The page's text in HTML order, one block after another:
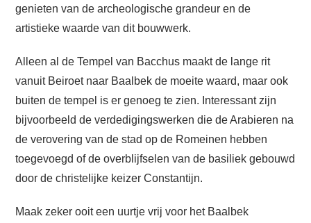
genieten van de archeologische grandeur en de
artistieke waarde van dit bouwwerk.
Alleen al de Tempel van Bacchus maakt de lange rit
vanuit Beiroet naar Baalbek de moeite waard, maar ook
buiten de tempel is er genoeg te zien. Interessant zijn
bijvoorbeeld de verdedigingswerken die de Arabieren na
de verovering van de stad op de Romeinen hebben
toegevoegd of de overblijfselen van de basiliek gebouwd
door de christelijke keizer Constantijn.
Maak zeker ooit een uurtje vrij voor het Baalbek